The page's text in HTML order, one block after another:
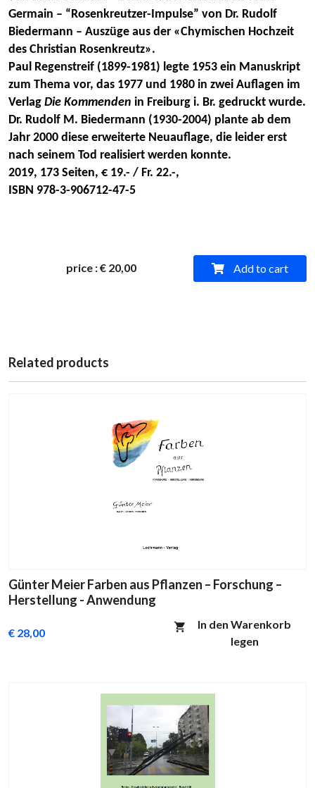
Germain – “Rosenkreutzer-Impulse” von Dr. Rudolf
Biedermann – Auszüge aus der «Chymischen Hochzeit
des Christian Rosenkreutz».
Paul Regenstreif (1899-1981) legte 1953 ein Manuskript
zum Thema vor, das 1977 und 1980 in zwei Auflagen im
Verlag Die Kommenden in Freiburg i. Br. gedruckt wurde.
Dr. Rudolf M. Biedermann (1930-2004) plante ab dem
Jahr 2000 diese erweiterte Neuauflage, die leider erst
nach seinem Tod realisiert werden konnte.
2019, 173 Seiten, € 19.- / Fr. 22.-,
ISBN 978-3-906712-47-5
price:€ 20,00 Add to cart
Related products
Günter Meier Farben aus Pflanzen – Forschung –
Herstellung - Anwendung
€ 28,00
In den Warenkorb
legen